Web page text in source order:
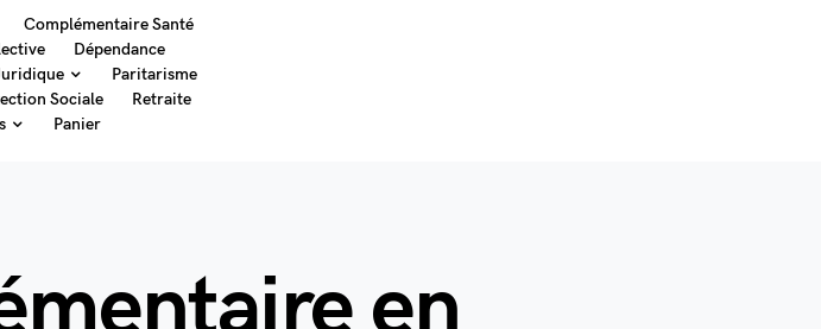
Complémentaire Santé
Dépendance
Paritarisme
Sociale
Retraite
Panier